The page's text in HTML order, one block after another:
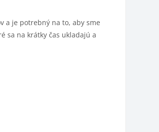
a je potrebný na to, aby sme
sa na krátky čas ukladajú a